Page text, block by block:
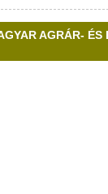
AGRÁR- ÉS